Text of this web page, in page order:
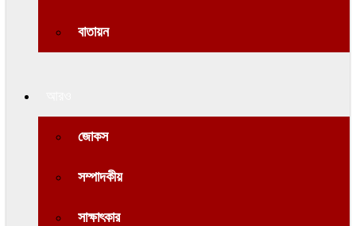
বাতায়ন
জোকস
সম্পাদকীয়
সাক্ষাৎকার